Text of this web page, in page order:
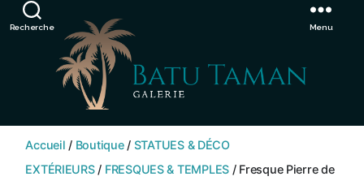
Showroom de Bali, décorations extérieurs et intérieurs Ignorer
Recherche
BATU
TAMAN
Menu
Accueil / Boutique/ STATUES & DÉCO
EXTÉRIEURS/ FRESQUES & TEMPLES / Fresque Pierre de